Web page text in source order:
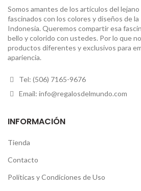
Somos amantes de los artículos del
fascinados con los colores y diseños de la
Indonesia. Queremos compartir esa
bello y colorido con ustedes. Por lo que
productos diferentes y exclusivos para
apariencia.
Tel: (506) 7165-9676
Email: info@regalosdelmundo.com
INFORMACIÓN
Tienda
Contacto
Políticas y Condiciones de Uso